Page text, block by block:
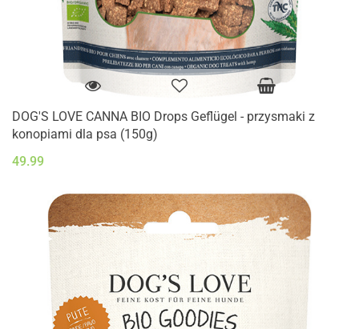
DOG'S LOVE CANNA BIO Drops Geflügel - przysmaki z
konopiami dla psa (150g)
49.99